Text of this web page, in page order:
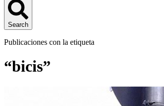
Search
Publicaciones con la etiqueta
“bicis”